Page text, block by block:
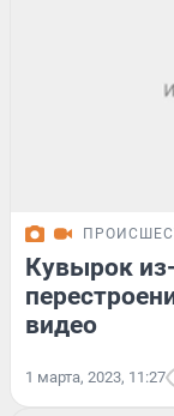
Кувырок
видео
1 марта, 2023, 11:27